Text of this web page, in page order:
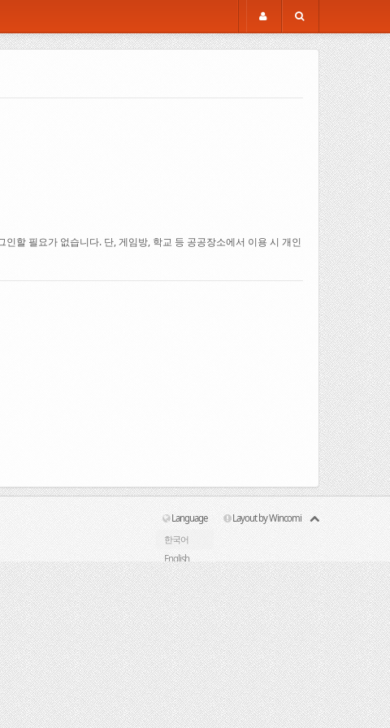
할 필요가 없습니다. 단, 게임방, 학교 등 공공장소에서 이용 시 개인
Language
한국어
English
Layout by Wincomi